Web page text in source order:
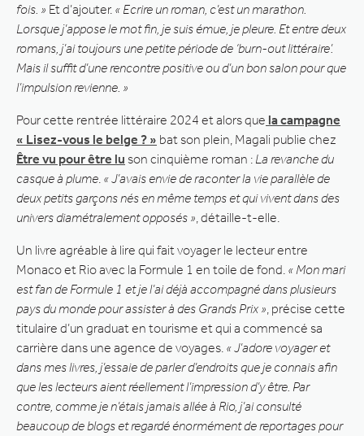
fois. » Et d’ajouter. « Ecrire un roman, c’est un marathon.
Lorsque j’appose le mot fin, je suis émue, je pleure. Et entre deux
romans, j’ai toujours une petite période de ‘burn-out littéraire’.
Mais il suffit d’une rencontre positive ou d’un bon salon pour que
l’impulsion revienne. »
Pour cette rentrée littéraire 2024 et alors que la campagne
« Lisez-vous le belge ? » bat son plein, Magali publie chez
Être vu pour être lu son cinquième roman : La revanche du
casque à plume « J’avais envie de raconter la vie parallèle de
deux petits garçons nés en même temps et qui vivent dans des
univers diamétralement opposés » , détaille-t-elle.
Un livre agréable à lire qui fait voyager le lecteur entre
Monaco et Rio avec la Formule 1 en toile de fond. « Mon mari
est fan de Formule 1 et je l’ai déjà accompagné dans plusieurs
pays du monde pour assister à des Grands Prix » , précise cette
titulaire d’un graduat en tourisme et qui a commencé sa
carrière dans une agence de voyages. « J’adore voyager et
dans mes livres, j’essaie de parler d’endroits que je connais afin
que les lecteurs aient réellement l’impression d’y être. Par
contre, comme je n’étais jamais allée à Rio, j’ai consulté
beaucoup de blogs et regardé énormément de reportages pour